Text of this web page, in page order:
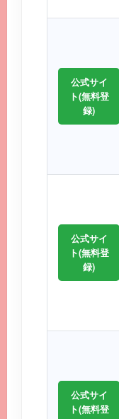
公式サイ
ト(無料登
録)
公式サイ
ト(無料登
録)
公式サイ
ト(無料登